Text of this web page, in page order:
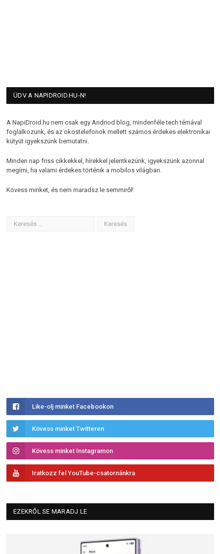
ÜDV A NAPIDROID.HU-N!
A NapiDroid.hu nem csak egy Andriod blog, mindenféle tech témával
foglalkozunk, és az okostelefonok mellett számos érdekes elektronikai
kütyüt igyekszünk bemutatni.
Minden nap friss cikkekkel, hírekkel jelentkezünk, igyekszünk azonnal
megírni, ha valami érdekes történik a mobilos világban.
Kövess minket, és nem maradsz le semmiről!
Like-olj minket Facebookon
Kövess minket Twitteren
Kövess minket Instagramon
Iratkozz fel YouTube-csatornánkra
EZEKRŐL SE MARADJ LE